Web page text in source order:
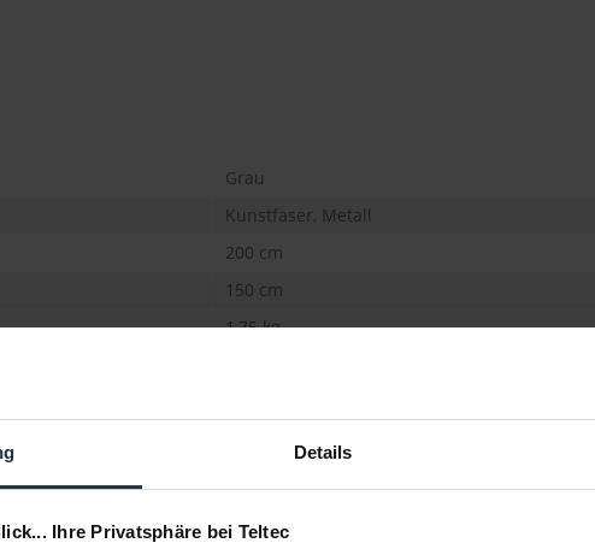
Details
Ihre Privatsphäre bei Teltec
Grau
Kunstfaser, Metall
200 cm
150 cm
1,75 kg